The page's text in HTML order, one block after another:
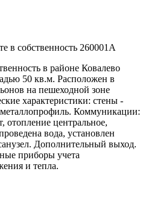
в собственность 260001A
в районе Ковалево
50 кв.м. Расположен в
на пешеходной зоне
характеристики: стены -
Коммуникации:
отопление центральное,
вода, установлен
Дополнительный выход.
приборы учета
и тепла.